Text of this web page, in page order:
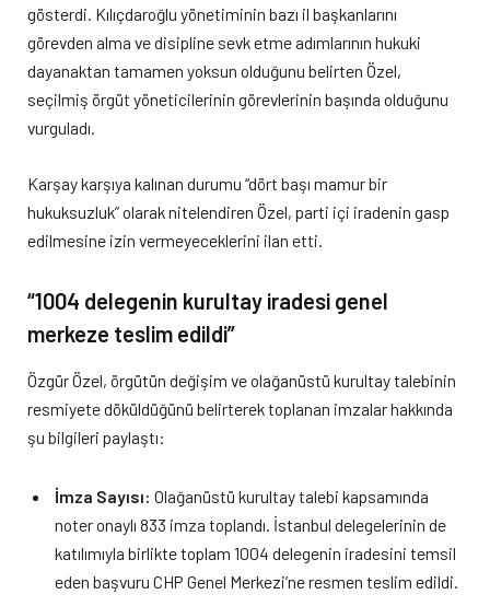
gösterdi. Kılıçdaroğlu yönetiminin bazı il başkanlarını
görevden alma ve disipline sevk etme adımlarının hukuki
dayanaktan tamamen yoksun olduğunu belirten Özel,
seçilmiş örgüt yöneticilerinin görevlerinin başında olduğunu
vurguladı.
Karşay karşıya kalınan durumu “dört başı mamur bir
hukuksuzluk” olarak nitelendiren Özel, parti içi iradenin gasp
edilmesine izin vermeyeceklerini ilan etti.
“1004 delegenin kurultay iradesi genel
merkeze teslim edildi”
Özgür Özel, örgütün değişim ve olağanüstü kurultay talebinin
resmiyete döküldüğünü belirterek toplanan imzalar hakkında
şu bilgileri paylaştı:
İmza Sayısı: Olağanüstü kurultay talebi kapsamında
noter onaylı 833 imza toplandı. İstanbul delegelerinin de
katılımıyla birlikte toplam 1004 delegenin iradesini temsil
eden başvuru CHP Genel Merkezi’ne resmen teslim edildi.